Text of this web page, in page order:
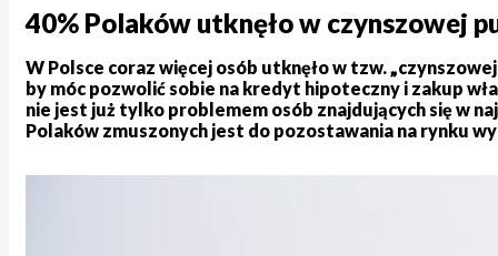
40% Polaków utknęło w czynszowej
W Polsce coraz więcej osób utknęło w tzw.
by móc pozwolić sobie na kredyt hipoteczny i zakup
nie jest już tylko problemem osób znajdujących się w
Polaków zmuszonych jest do pozostawania na rynku